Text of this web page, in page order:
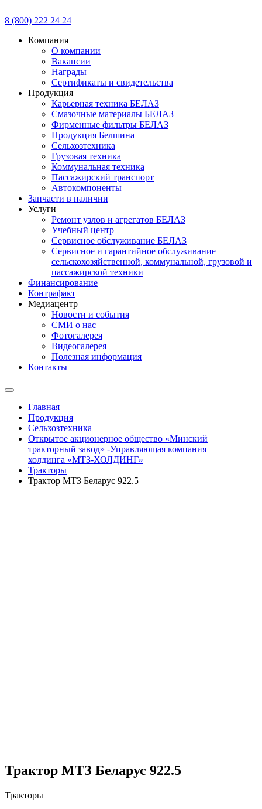
8 (800) 222 24 24
Компания
О компании
Вакансии
Награды
Сертификаты и свидетельства
Продукция
Карьерная техника БЕЛАЗ
Смазочные материалы БЕЛАЗ
Фирменные фильтры БЕЛАЗ
Продукция Белшина
Сельхозтехника
Грузовая техника
Коммунальная техника
Пассажирский транспорт
Автокомпоненты
Запчасти в наличии
Услуги
Ремонт узлов и агрегатов БЕЛАЗ
Учебный центр
Сервисное обслуживание БЕЛАЗ
Сервисное и гарантийное обслуживание
сельскохозяйственной, коммунальной, грузовой и
пассажирской техники
Финансирование
Контрафакт
Медиацентр
Новости и события
СМИ о нас
Фотогалерея
Видеогалерея
Полезная информация
Контакты
Главная
Продукция
Сельхозтехника
Открытое акционерное общество «Минский
тракторный завод» -Управляющая компания
холдинга «МТЗ-ХОЛДИНГ»
Тракторы
Трактор МТЗ Беларус 922.5
Трактор МТЗ Беларус 922.5
Тракторы